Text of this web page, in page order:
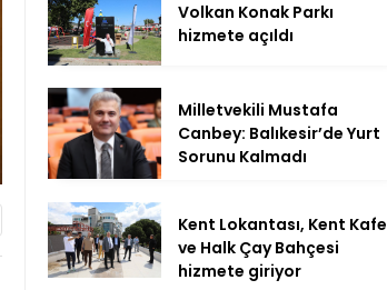
Volkan Konak Parkı
hizmete açıldı
Milletvekili Mustafa
Canbey: Balıkesir’de Yurt
Sorunu Kalmadı
Kent Lokantası, Kent Kafe
ve Halk Çay Bahçesi
hizmete giriyor